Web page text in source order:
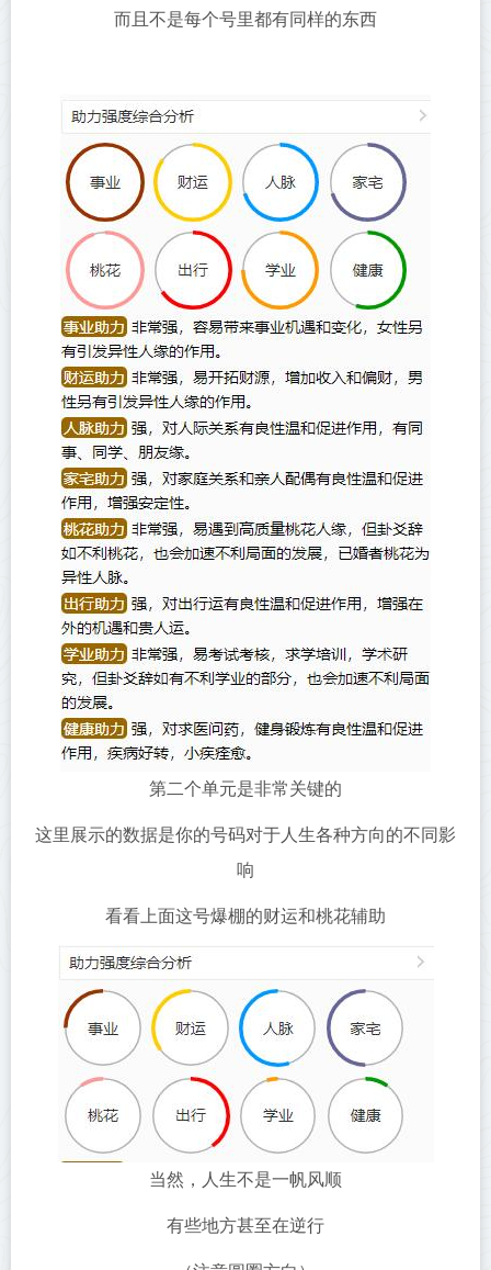
而且不是每个号里都有同样的东西
第二个单元是非常关键的
这里展示的数据是你的号码对于人生各种方向的不同影
响
看看上面这号爆棚的财运和桃花辅助
当然，人生不是一帆风顺
有些地方甚至在逆行